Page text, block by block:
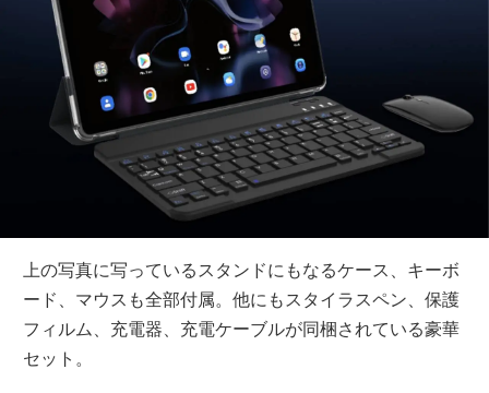
上の写真に写っているスタンドにもなるケース、キーボ
ード、マウスも全部付属。他にもスタイラスペン、保護
フィルム、充電器、充電ケーブルが同梱されている豪華
セット。